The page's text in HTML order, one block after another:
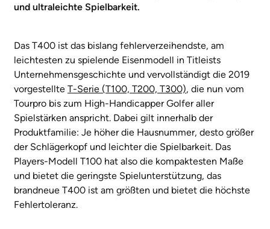
und ultraleichte Spielbarkeit.
Das T400 ist das bislang fehlerverzeihendste, am
leichtesten zu spielende Eisenmodell in Titleists
Unternehmensgeschichte und vervollständigt die 2019
vorgestellte T-Serie (T100, T200, T300), die nun vom
Tourpro bis zum High-Handicapper Golfer aller
Spielstärken anspricht. Dabei gilt innerhalb der
Produktfamilie: Je höher die Hausnummer, desto größer
der Schlägerkopf und leichter die Spielbarkeit. Das
Players-Modell T100 hat also die kompaktesten Maße
und bietet die geringste Spielunterstützung, das
brandneue T400 ist am größten und bietet die höchste
Fehlertoleranz.